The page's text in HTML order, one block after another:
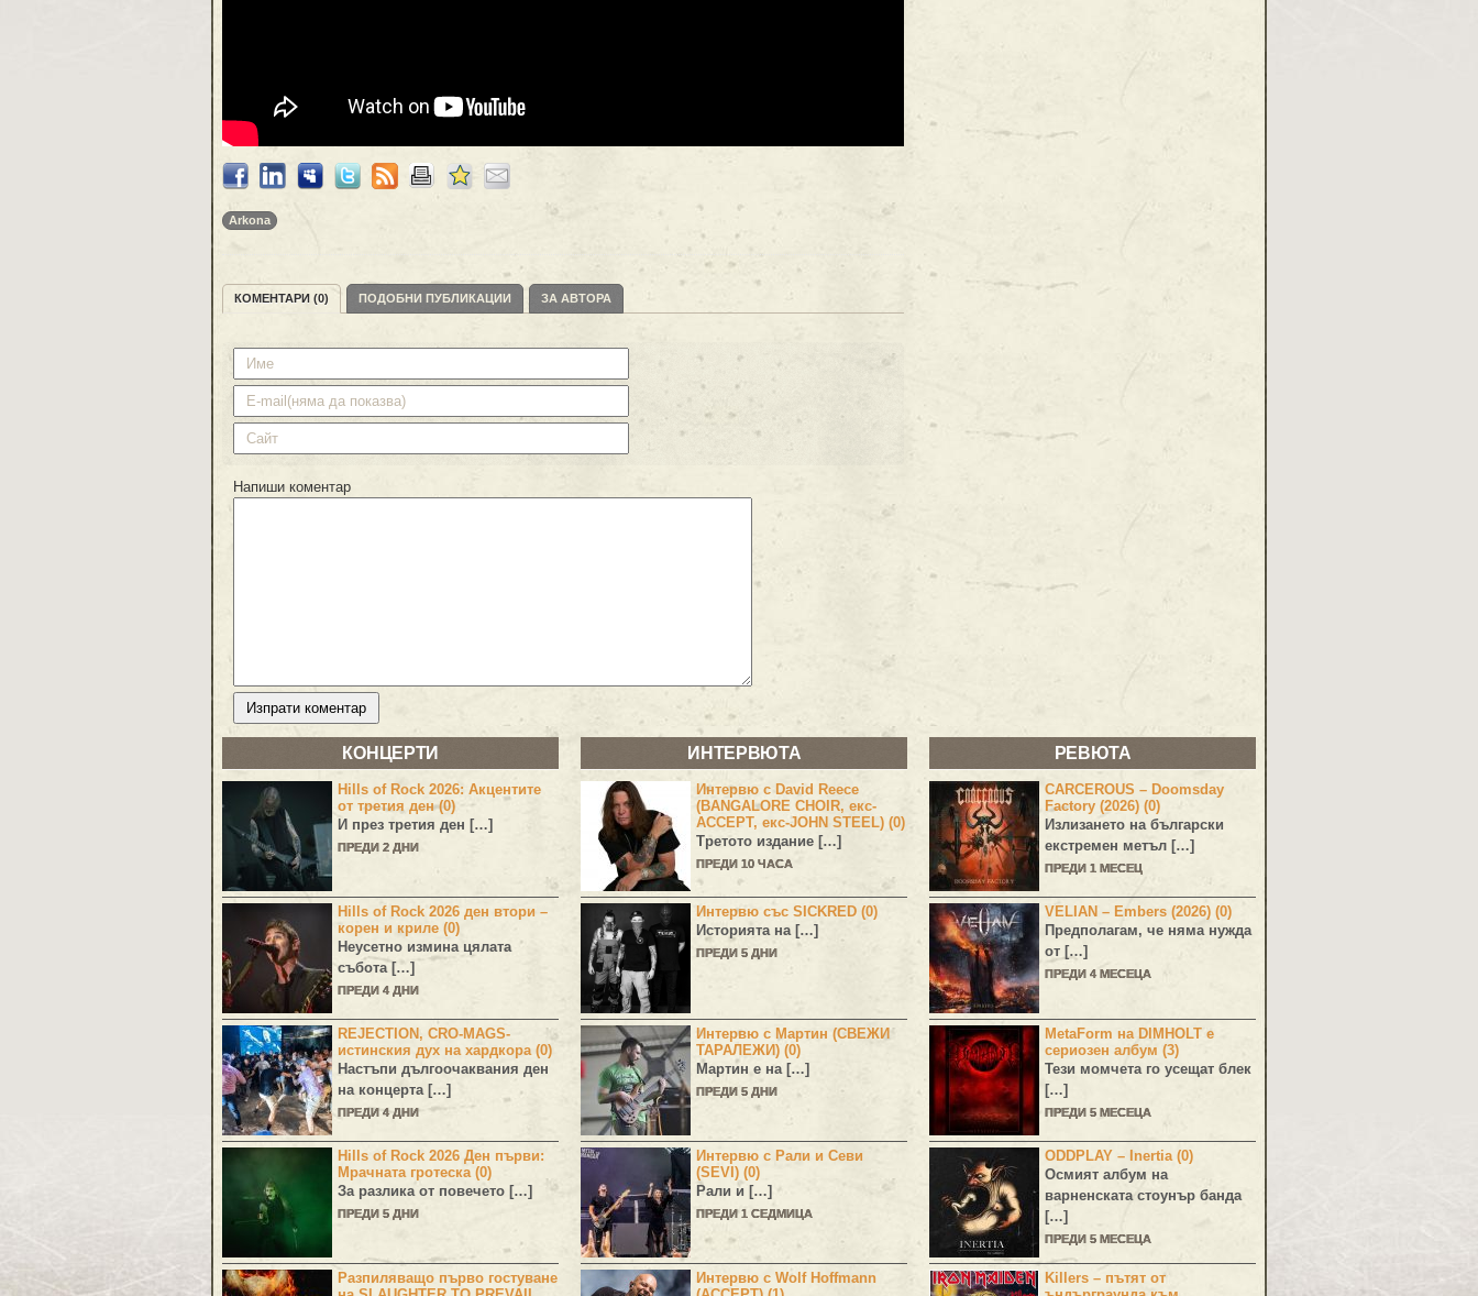
Arkona
КОМЕНТАРИ (0) ПОДОБНИ ПУБЛИКАЦИИ ЗА АВТОРА
Напиши коментар
КОНЦЕРТИ
Hills of Rock 2026: Акцентите
от третия ден (0)
И през третия ден […]
ПРЕДИ 2 ДНИ
Hills of Rock 2026 ден втори –
корен и криле (0)
Неусетно измина цялата
събота […]
ПРЕДИ 4 ДНИ
REJECTION, CRO-MAGS-
истинския дух на хардкора (0)
Настъпи дългоочаквания ден
на концерта […]
ПРЕДИ 4 ДНИ
Hills of Rock 2026 Ден първи:
Мрачната гротеска (0)
За разлика от повечето […]
ПРЕДИ 5 ДНИ
Разпиляващо първо гостуване
ИНТЕРВЮТА
Интервю с David Reece
(BANGALORE CHOIR, екс-
ACCEPT, екс-JOHN STEEL) (0)
Третото издание […]
ПРЕДИ 10 ЧАСА
Интервю със SICKRED (0)
Историята на […]
ПРЕДИ 5 ДНИ
Интервю с Мартин (СВЕЖИ
ТАРАЛЕЖИ) (0)
Мартин е на […]
ПРЕДИ 5 ДНИ
Интервю с Рали и Севи
(SEVI) (0)
Рали и […]
ПРЕДИ 1 СЕДМИЦА
Интервю с Wolf Hoffmann
РЕВЮТА
CARCEROUS – Doomsday
Factory (2026) (0)
Излизането на български
екстремен метъл […]
ПРЕДИ 1 МЕСЕЦ
VELIAN – Embers (2026) (0)
Предполагам, че няма нужда
от […]
ПРЕДИ 4 МЕСЕЦА
MetaForm на DIMHOLT е
сериозен албум (3)
Тези момчета го усещат блек
[…]
ПРЕДИ 5 МЕСЕЦА
ODDPLAY – Inertia (0)
Осмият албум на
варненската стоунър банда
[…]
ПРЕДИ 5 МЕСЕЦА
Killers – пътят от